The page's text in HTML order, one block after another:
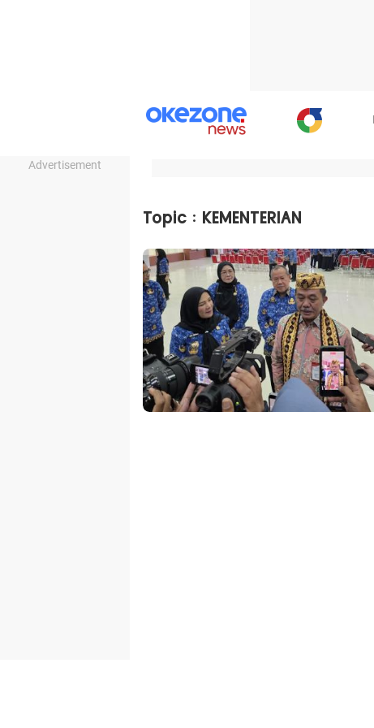
Advertisement
Topic : KEMENTERIAN